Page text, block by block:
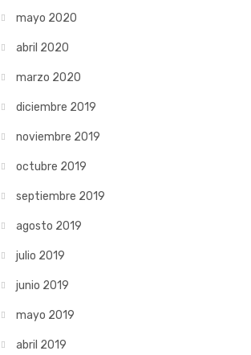
mayo 2020
abril 2020
marzo 2020
diciembre 2019
noviembre 2019
octubre 2019
septiembre 2019
agosto 2019
julio 2019
junio 2019
mayo 2019
abril 2019